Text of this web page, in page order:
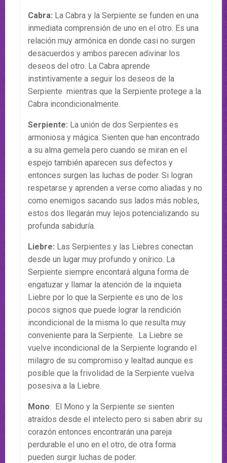
Cabra: La Cabra y la Serpiente se funden en una
inmediata comprensión de uno en el otro. Es una
relación muy armónica en donde casi no surgen
desacuerdos y ambos parecen adivinar los
deseos del otro. La Cabra aprende
instintivamente a seguir los deseos de la
Serpiente mientras que la Serpiente protege a la
Cabra incondicionalmente.
Serpiente: La unión de dos Serpientes es
armoniosa y mágica. Sienten que han encontrado
a su alma gemela pero cuando se miran en el
espejo también aparecen sus defectos y
entonces surgen las luchas de poder. Si logran
respetarse y aprenden a verse como aliadas y no
como enemigos sacando sus lados más nobles,
estos dos llegarán muy lejos potencializando su
profunda sabiduría.
Liebre: Las Serpientes y las Liebres conectan
desde un lugar muy profundo y onírico. La
Serpiente siempre encontará alguna forma de
engatuzar y llamar la atención de la inquieta
Liebre por lo que la Serpiente es uno de los
pocos signos que puede lograr la rendición
incondicional de la misma lo que resulta muy
conveniente para la Serpiente. La Liebre se
vuelve incondicional de la Serpiente logrando el
milagro de su compromiso y lealtad aunque es
posible que la frivolidad de la Serpiente vuelva
posesiva a la Liebre.
Mono: El Mono y la Serpiente se sienten
atraídos desde el intelecto pero si saben abrir su
corazón entonces encontrarán una pareja
perdurable el uno en el otro, de otra forma
pueden surgir luchas de poder.